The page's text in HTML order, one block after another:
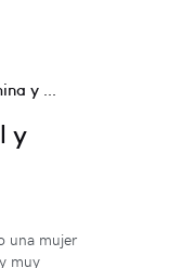
y ...
y
una mujer
muy